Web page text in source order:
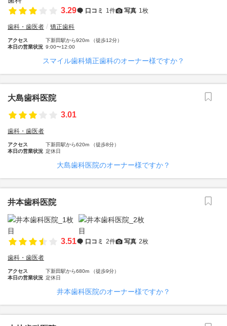
3.29 口コミ 1件 写真 1枚
歯科・歯医者 矯正歯科
アクセス
下新田駅から920m （徒歩12分）
本日の営業状況 9:00〜12:00
スマイル歯科矯正歯科のオーナー様ですか？
大島歯科医院
3.01
歯科・歯医者
アクセス
下新田駅から620m （徒歩8分）
本日の営業状況 定休日
大島歯科医院のオーナー様ですか？
井本歯科医院
3.51 口コミ 2件 写真 2枚
歯科・歯医者
アクセス
下新田駅から680m （徒歩9分）
本日の営業状況 定休日
井本歯科医院のオーナー様ですか？